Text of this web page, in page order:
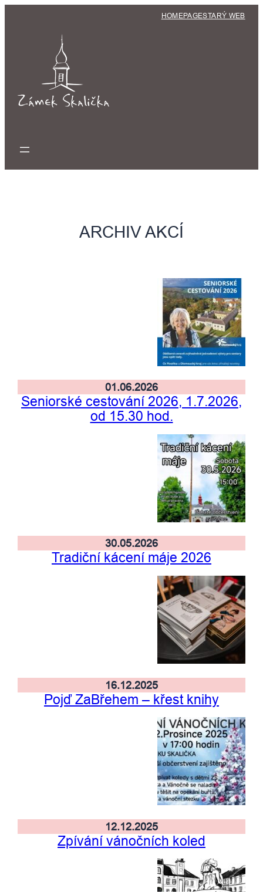
HOMEPAGESTARÝ WEB
ARCHIV AKCÍ
01.06.2026
Seniorské cestování 2026, 1.7.2026,
od 15.30 hod.
30.05.2026
Tradiční kácení máje 2026
16.12.2025
Pojď ZaBřehem – křest knihy
12.12.2025
Zpívání vánočních koled